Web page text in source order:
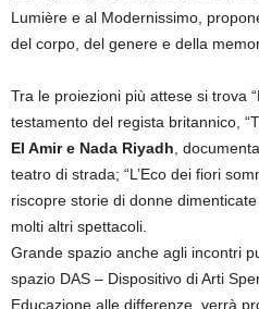
Lumière e al Modernissimo,
del corpo, del genere e della
Tra le proiezioni più attese si trova
testamento del regista britannico,
El Amir e Nada Riyadh,
teatro di strada; “L’Eco dei fiori
riscopre storie di donne
molti altri spettacoli.
Grande spazio anche agli incontri
spazio DAS – Dispositivo di Arti
Educazione alle differenze, verrà